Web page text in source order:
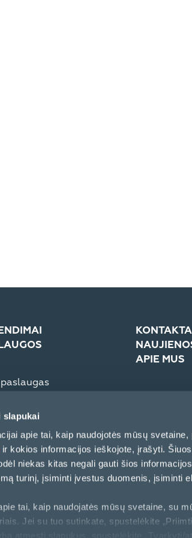
slapukai
apie tai, kaip naudojotės mūsų
ir kokios informacijos ieškojote, įrašyti.
niekas kitas negali gauti šios
turinį, įsiminti įvestus duomenis, įsiminti
tai, kaip naudojatės mūsų svetaine, su
Jei su tuo sutinkate, spustelėkite
APIE MUS